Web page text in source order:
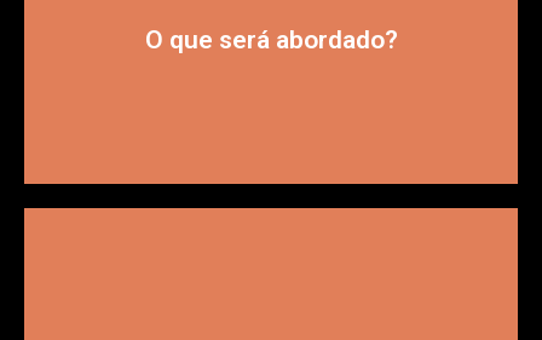
O que será abordado?
Desafios e soluções relacionados ao dia a dia na pré-